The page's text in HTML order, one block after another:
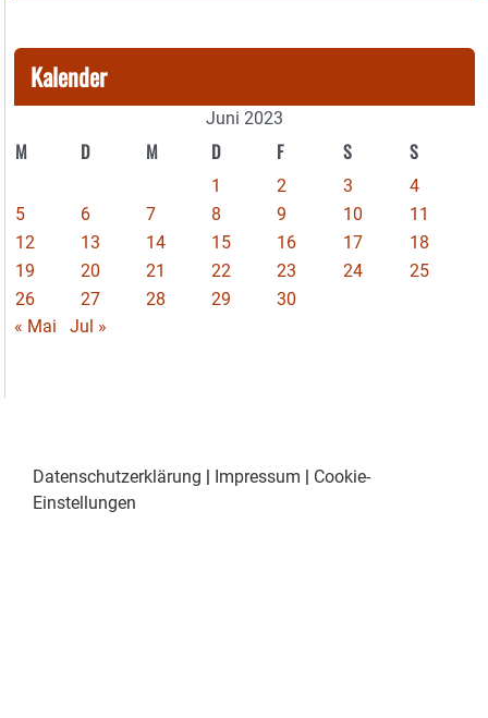
Kalender
Juni 2023
M D M D F S S
1 2 3
4
5
6 7 8 9 10
11
12
13 14 15 16 17
18
19
20 21 22 23 24
25
26
27 28 29
30
« Mai
Jul »
Datenschutzerklärung Impressum
Cookie-
Einstellungen